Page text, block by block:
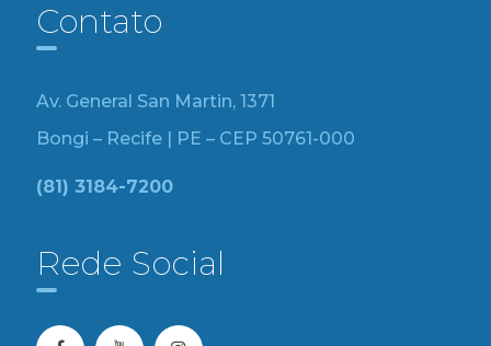
Contato
Av. General San Martin, 1371
Bongi – Recife | PE – CEP 50761-000
(81) 3184-7200
Rede Social